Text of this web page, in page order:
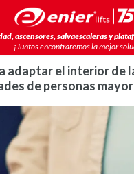
ascensores, salvaescaleras y
¡Juntos encontraremos la mejor
adaptar el interior de
de personas